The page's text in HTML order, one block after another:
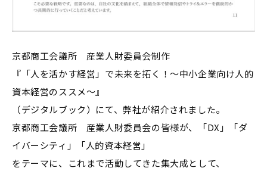
京都商工会議所 産業人財委員会制作
『「人を活かす経営」で未来を拓く！～中小企業向け人的
資本経営のススメ～』
（デジタルブック）にて、弊社が紹介されました。
京都商工会議所 産業人財委員会の皆様が、「DX」「ダ
イバーシティ」「人的資本経営」
をテーマに、これまで活動してきた集大成として、